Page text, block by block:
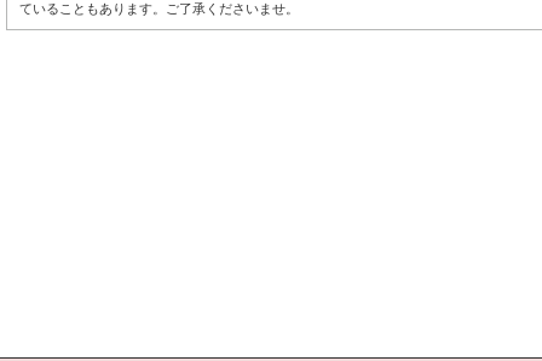
ていることもあります。ご了承くださいませ。